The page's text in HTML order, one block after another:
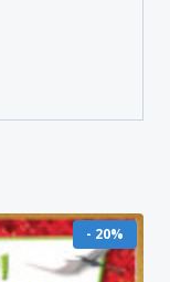
- 20%